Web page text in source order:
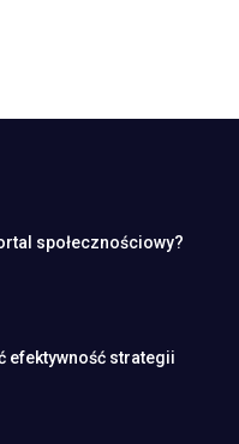
społecznościowy?
efektywność strategii